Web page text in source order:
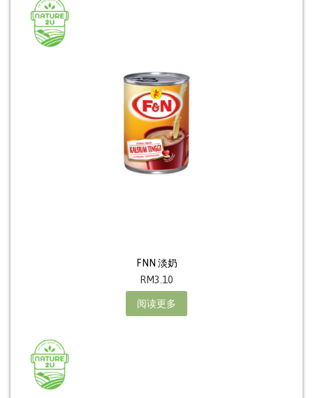
FNN 淡奶
RM3.10
阅读更多